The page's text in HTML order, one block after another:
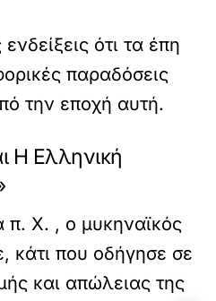
ότι τα έπη
παραδόσεις
την εποχή αυτή.
Η Ελληνική
π. Χ. , ο μυκηναϊκός
κάτι που οδήγησε σε
και απώλειας της